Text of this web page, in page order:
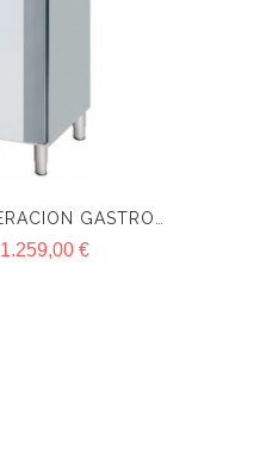
ARMARIO REFRIGERACION GASTRONORM ASG 700 II INFRICO
1.259,00 €